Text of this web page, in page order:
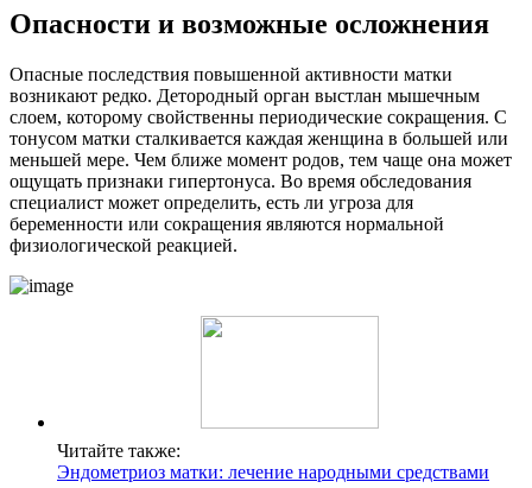
Опасности и возможные осложнения
Опасные последствия повышенной активности матки
возникают редко. Детородный орган выстлан мышечным
слоем, которому свойственны периодические сокращения. С
тонусом матки сталкивается каждая женщина в большей или
меньшей мере. Чем ближе момент родов, тем чаще она может
ощущать признаки гипертонуса. Во время обследования
специалист может определить, есть ли угроза для
беременности или сокращения являются нормальной
физиологической реакцией.
Читайте также:
Эндометриоз матки: лечение народными средствами